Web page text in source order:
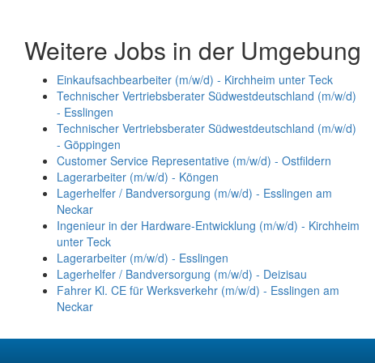
Weitere Jobs in der Umgebung
Einkaufsachbearbeiter (m/w/d) - Kirchheim unter Teck
Technischer Vertriebsberater Südwestdeutschland (m/w/d)
- Esslingen
Technischer Vertriebsberater Südwestdeutschland (m/w/d)
- Göppingen
Customer Service Representative (m/w/d) - Ostfildern
Lagerarbeiter (m/w/d) - Köngen
Lagerhelfer / Bandversorgung (m/w/d) - Esslingen am
Neckar
Ingenieur in der Hardware-Entwicklung (m/w/d) - Kirchheim
unter Teck
Lagerarbeiter (m/w/d) - Esslingen
Lagerhelfer / Bandversorgung (m/w/d) - Deizisau
Fahrer Kl. CE für Werksverkehr (m/w/d) - Esslingen am
Neckar